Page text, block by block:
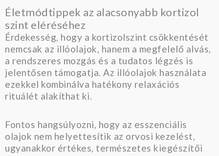
Életmódtippek az alacsonyabb kortizol
szint eléréséhez
Érdekesség, hogy a kortizolszint csökkentését
nemcsak az illóolajok, hanem a megfelelő alvás,
a rendszeres mozgás és a tudatos légzés is
jelentősen támogatja. Az illóolajok használata
ezekkel kombinálva hatékony relaxációs
rituálét alakíthat ki.
Fontos hangsúlyozni, hogy az esszenciális
olajok nem helyettesítik az orvosi kezelést,
ugyanakkor értékes, természetes kiegészítői